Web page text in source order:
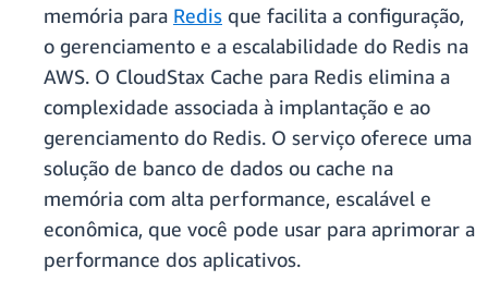
memória para Redis que facilita a configuração,
o gerenciamento e a escalabilidade do Redis na
AWS. O CloudStax Cache para Redis elimina a
complexidade associada à implantação e ao
gerenciamento do Redis. O serviço oferece uma
solução de banco de dados ou cache na
memória com alta performance, escalável e
econômica, que você pode usar para aprimorar a
performance dos aplicativos.